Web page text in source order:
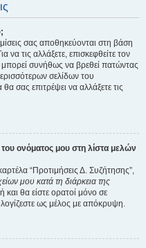
σας αποθηκεύονται στη βάση
τις αλλάξετε, επισκεφθείτε τον
συνήθως να βρεθεί πατώντας
σελίδων του
σας επιτρέψει να αλλάξετε τις
ονόματος μου στη λίστα μελών
“Προτιμήσεις Δ. Συζήτησης”,
μου κατά τη διάρκεια της
και θα είστε ορατοί μόνο σε
ως μέλος με απόκρυψη.